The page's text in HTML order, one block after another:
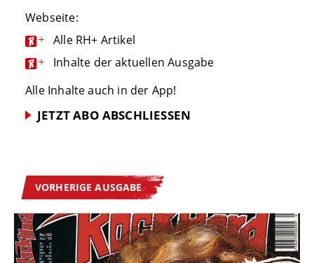
Webseite:
+ Alle RH+ Artikel
+
Inhalte der aktuellen Ausgabe
Alle Inhalte auch in der App!
JETZT ABO ABSCHLIESSEN
VORHERIGE AUSGABE